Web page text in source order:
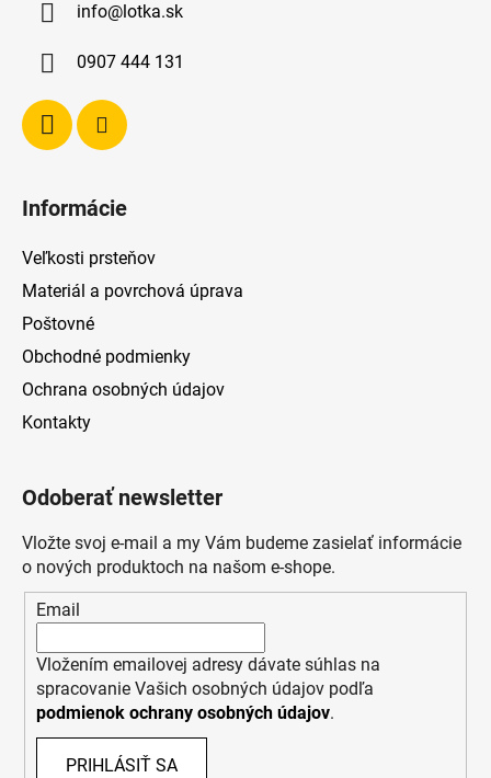
info@lotka.sk
0907 444 131
Informácie
Veľkosti prsteňov
Materiál a povrchová úprava
Poštovné
Obchodné podmienky
Ochrana osobných údajov
Kontakty
Odoberať newsletter
Vložte svoj e-mail a my Vám budeme zasielať informácie
o nových produktoch na našom e-shope.
Email
Vložením emailovej adresy dávate súhlas na
spracovanie Vašich osobných údajov podľa
podmienok ochrany osobných údajov.
PRIHLÁSIŤ SA